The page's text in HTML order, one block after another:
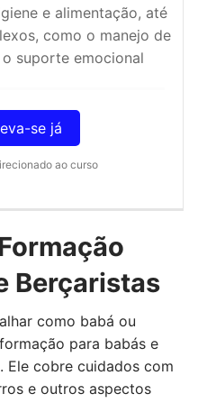
e alimentação, até
como o manejo de
suporte emocional
se já
ao curso
Berçaristas
como babá ou
para babás e
Ele cobre cuidados com
e outros aspectos